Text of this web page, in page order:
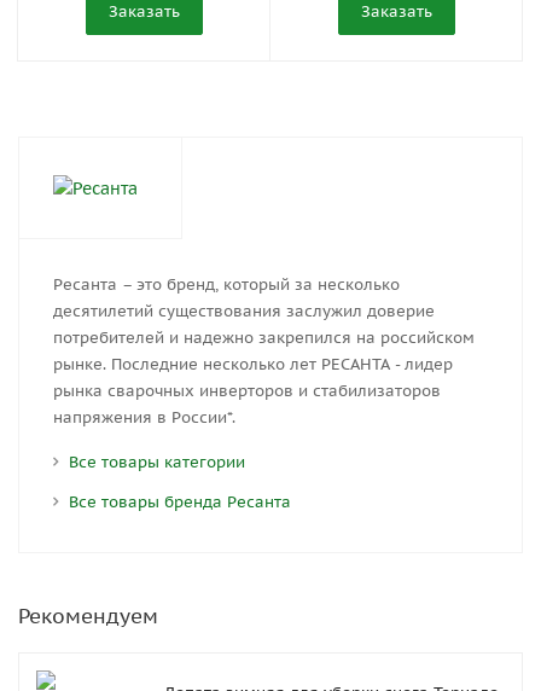
Заказать Заказать
Ресанта – это бренд, который за несколько
десятилетий существования заслужил доверие
потребителей и надежно закрепился на российском
рынке. Последние несколько лет РЕСАНТА - лидер
рынка сварочных инверторов и стабилизаторов
напряжения в России*.
Все товары категории
Все товары бренда Ресанта
Рекомендуем